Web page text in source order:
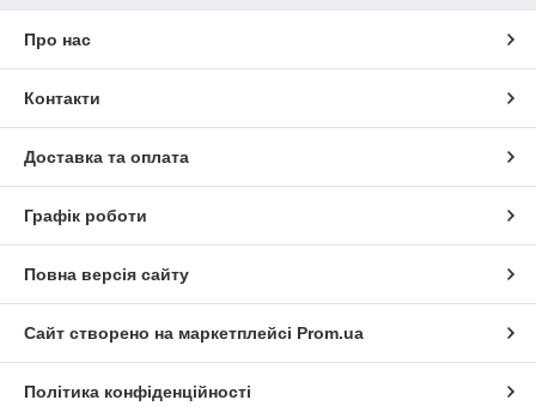
Про нас
Контакти
Доставка та оплата
Графік роботи
Повна версія сайту
Сайт створено на маркетплейсі Prom.ua
Політика конфіденційності